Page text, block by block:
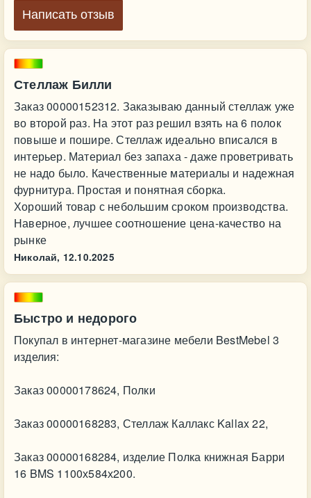
Стеллаж Билли
Заказ 00000152312. Заказываю данный стеллаж уже
во второй раз. На этот раз решил взять на 6 полок
повыше и пошире. Стеллаж идеально вписался в
интерьер. Материал без запаха - даже проветривать
не надо было. Качественные материалы и надежная
фурнитура. Простая и понятная сборка.
Хороший товар с небольшим сроком производства.
Наверное, лучшее соотношение цена-качество на
рынке
Николай, 12.10.2025
Быстро и недорого
Покупал в интернет-магазине мебели BestMebel 3
изделия:
Заказ 00000178624, Полки
Заказ 00000168283, Стеллаж Каллакс Kallax 22,
Заказ 00000168284, изделие Полка книжная Барри
16 BMS 1100х584х200.
Написать отзыв